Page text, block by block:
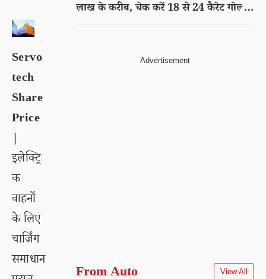
Servo
tech
Share
Price
|
इलेक्ट्रि
क
वाहनों
के लिए
चार्जिंग
समाधान
लाख के करीब, चेक करें 18 से 24 कैरेट गोल्ड
का रेट
From Auto View All